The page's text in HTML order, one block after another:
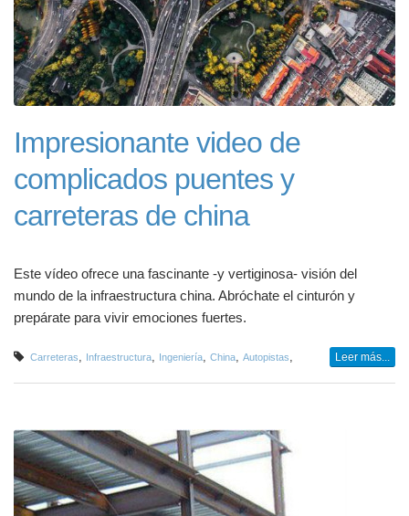
Impresionante video de
complicados puentes y
carreteras de china
Este vídeo ofrece una fascinante -y vertiginosa- visión del
mundo de la infraestructura china. Abróchate el cinturón y
prepárate para vivir emociones fuertes.
Carreteras Infraestructura Ingeniería China Autopistas Leer más...